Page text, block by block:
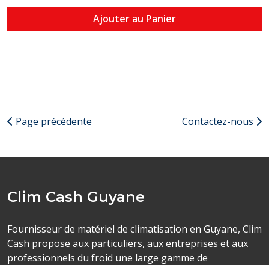
Ajouter au Panier
Page précédente Contactez-nous
Clim Cash Guyane
Fournisseur de matériel de climatisation en Guyane, Clim
Cash propose aux particuliers, aux entreprises et aux
professionnels du froid une large gamme de